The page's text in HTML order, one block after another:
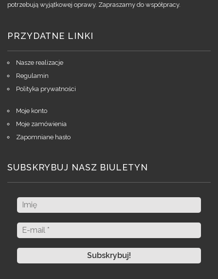
potrzebują wyjątkowej oprawy. Zapraszamy do współpracy.
PRZYDATNE LINKI
Nasze realizacje
Regulamin
Polityka prywatności
Moje konto
Moje zamówienia
Zapomniane hasło
SUBSKRYBUJ NASZ BIULETYN